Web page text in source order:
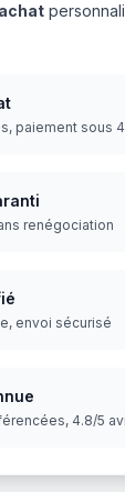
paiement sous
renégociation
envoi sécurisé
4.8/5